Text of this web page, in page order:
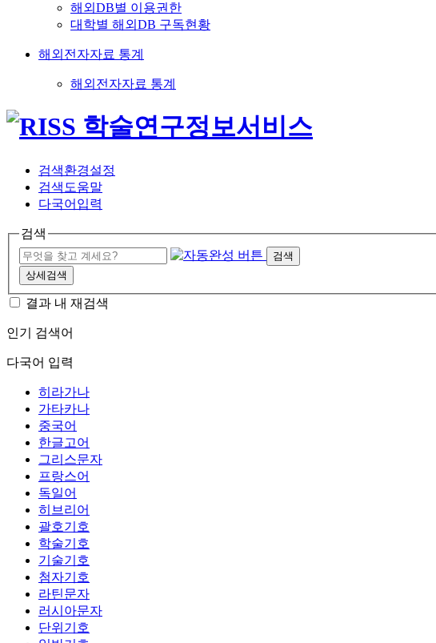
해외DB별 이용권한
대학별 해외DB 구독현황
해외전자자료 통계
해외전자자료 통계
검색환경설정
검색도움말
다국어입력
검색
검색
상세검색
결과 내 재검색
인기 검색어
다국어 입력
히라가나
가타카나
중국어
한글고어
그리스문자
프랑스어
독일어
히브리어
괄호기호
학술기호
기술기호
첨자기호
라틴문자
러시아문자
단위기호